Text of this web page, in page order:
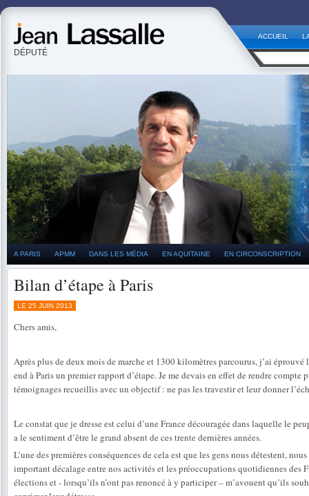
DÉPUTÉ
ACCUEIL
A PARIS APMM DANS LES MÉDIA EN AQUITAINE EN CIRCONSCRIPTION
Bilan d’étape à Paris
LE 25 JUIN 2013
Chers amis,
Après plus de deux mois de marche et 1300 kilomètres parcourus, j’ai éprouvé
end à Paris un premier rapport d’étape. Je me devais en effet de rendre
témoignages recueillis avec un objectif : ne pas les travestir et leur donner
Le constat que je dresse est celui d’une France découragée dans laquelle le
a le sentiment d’être le grand absent de ces trente dernières années.
L’une des premières conséquences de cela est que les gens nous détestent,
important décalage entre nos activités et les préoccupations quotidiennes des
élections et - lorsqu’ils n’ont pas renoncé à y participer – m’avouent qu’ils